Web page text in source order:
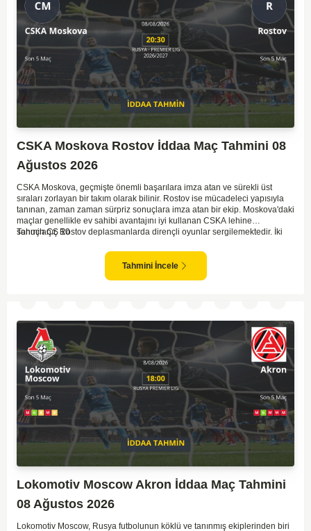
CSKA Moskova Rostov İddaa Maç Tahmini 08
Ağustos 2026
CSKA Moskova, geçmişte önemli başarılara imza atan ve sürekli üst
sıraları zorlayan bir takım olarak bilinir. Rostov ise mücadeleci yapısıyla
tanınan, zaman zaman sürpriz sonuçlara imza atan bir ekip. Moskova'daki
maçlar genellikle ev sahibi avantajını iyi kullanan CSKA lehine
sonuçlanır. Rostov deplasmanlarda dirençli oyunlar sergilemektedir. İki
göstermektedir. CSKA'nın evinde oynayacak olması ve genel istatistikler
göz önüne alındığında, CSKA'nın sahasında kolay kolay puan
kaybetmeyeceğini söyleyebiliriz.
Tahmin ÇŞ 10
Tahmini İncele
Lokomotiv Moscow Akron İddaa Maç Tahmini
08 Ağustos 2026
Lokomotiv Moscow, Rusya futbolunun köklü ve tanınmış ekiplerinden biri